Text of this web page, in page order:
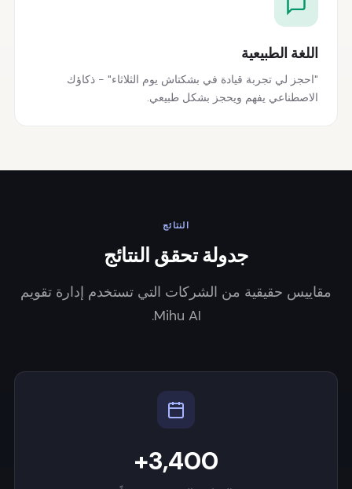
اللغة الطبيعية
"احجز لي تجربة قيادة في بشكتاش يوم الثلاثاء" - ذكاؤك
الاصطناعي يفهم ويحجز بشكل طبيعي.
النتائج
جدولة تحقق النتائج
مقاييس حقيقية من الشركات التي تستخدم إدارة تقويم
Mihu AI.
3,400+